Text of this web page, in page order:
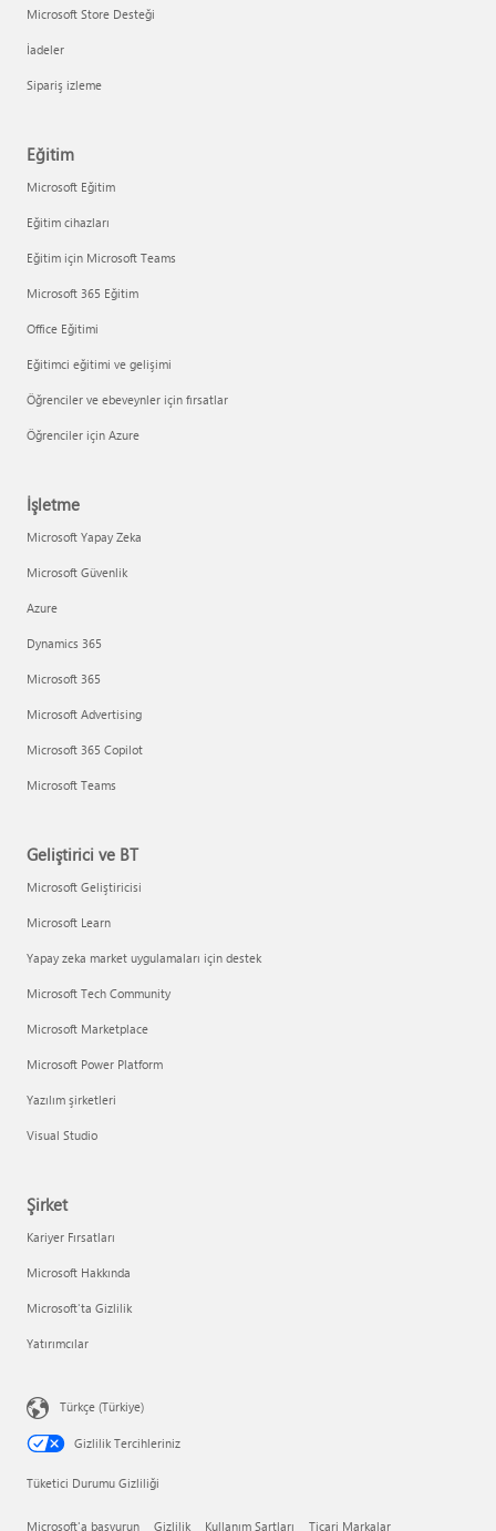
Microsoft Store Desteği
İadeler
Sipariş izleme
Eğitim
Microsoft Eğitim
Eğitim cihazları
Eğitim için Microsoft Teams
Microsoft 365 Eğitim
Office Eğitimi
Eğitimci eğitimi ve gelişimi
Öğrenciler ve ebeveynler için fırsatlar
Öğrenciler için Azure
İşletme
Microsoft Yapay Zeka
Microsoft Güvenlik
Azure
Dynamics 365
Microsoft 365
Microsoft Advertising
Microsoft 365 Copilot
Microsoft Teams
Geliştirici ve BT
Microsoft Geliştiricisi
Microsoft Learn
Yapay zeka market uygulamaları için destek
Microsoft Tech Community
Microsoft Marketplace
Microsoft Power Platform
Yazılım şirketleri
Visual Studio
Şirket
Kariyer Fırsatları
Microsoft Hakkında
Microsoft'ta Gizlilik
Yatırımcılar
Türkçe (Türkiye)
Gizlilik Tercihleriniz
Tüketici Durumu Gizliliği
Microsoft'a başvurun Gizlilik Kullanım Şartları Ticari Markalar